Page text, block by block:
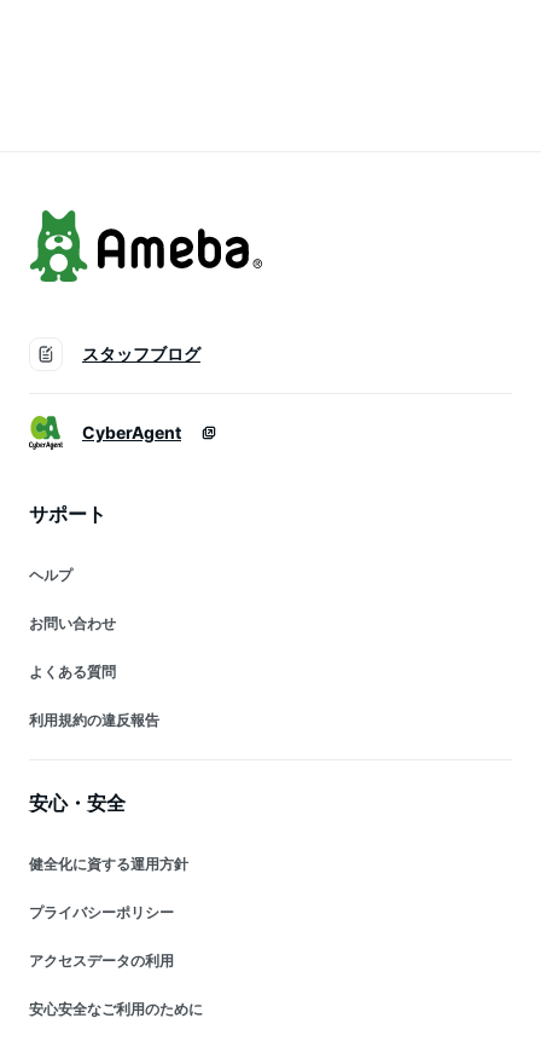
スタッフブログ
CyberAgent
サポート
ヘルプ
お問い合わせ
よくある質問
利用規約の違反報告
安心・安全
健全化に資する運用方針
プライバシーポリシー
アクセスデータの利用
安心安全なご利用のために